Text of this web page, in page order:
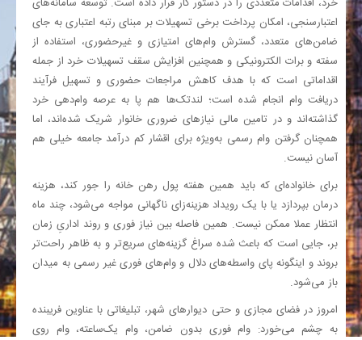
اعتبارسنجی، امکان پرداخت برخی تسهیلات بر مبنای رتبه اعتباری به جای
ضامن‌های متعدد، گسترش وام‌های امتیازی و غیرحضوری، استفاده از
سفته و برات الکترونیکی و همچنین افزایش سقف تسهیلات خرد از جمله
اقداماتی است که با هدف کاهش مراجعات حضوری و تسهیل فرآیند
دریافت وام انجام شده است؛ لند‌تک‌ها هم پا به عرصه وام‌دهی خرد
گذاشته‌اند و در تامین مالی نیازهای ضروری خانوار شریک شده‌اند، اما
همچنان گرفتن وام رسمی به‌ویژه برای اقشار کم درآمد جامعه خیلی هم
آسان نیست.
برای خانواده‌ای که باید همین هفته پول رهن خانه را جور کند، هزینه
درمان بپردازد یا با یک رویداد هزینه‌زای ناگهانی مواجه می‌شود، چند ماه
انتظار عملا ممکن نیست. همین فاصله بین نیاز فوری و روند اداریِ زمان
بر، جایی است که باعث شده سراغ گزینه‌های سریع‌تر و به ظاهر راحت‌تر
بروند و اینگونه پای واسطه‌های دلال و وام‌های فوری غیر رسمی به میدان
باز می‌شود.
امروز در فضای مجازی و حتی دیوار‌های شهر، تبلیغاتی با عناوین فریبنده
به چشم می‌خورد: وام فوری بدون ضامن، وام یک‌ساعته، وام روی